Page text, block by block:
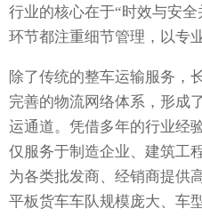
行业的核心在于“时效与安
环节都注重细节管理，以专
除了传统的整车运输服务，
完善的物流网络体系，形成
运通道。凭借多年的行业经
仅服务于制造企业、建筑工
为各类批发商、经销商提供
平板货车车队规模庞大、车